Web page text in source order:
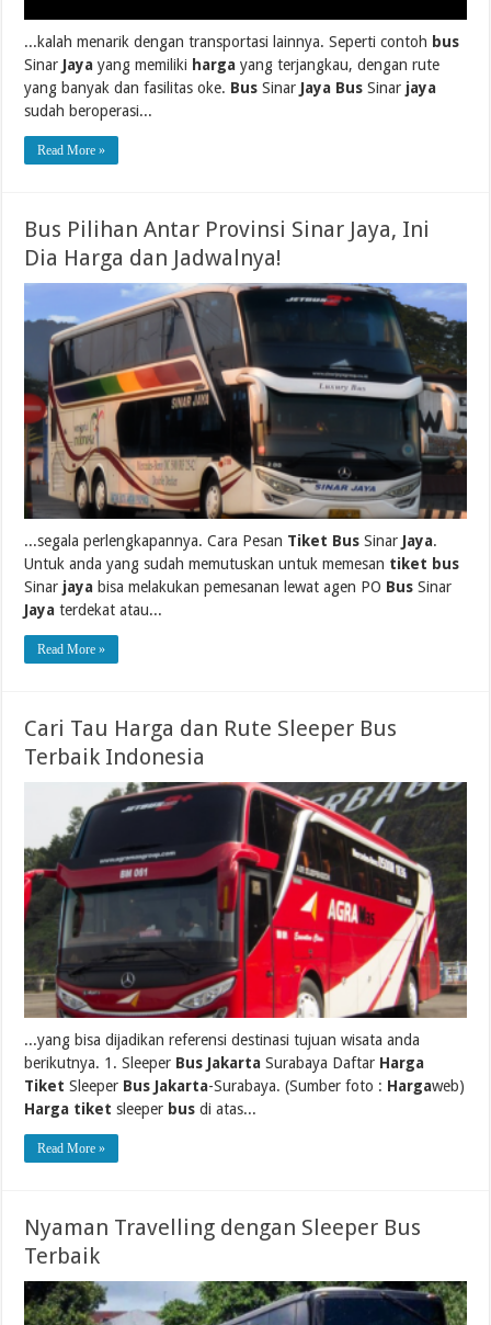
...kalah menarik dengan transportasi lainnya. Seperti contoh bus
Sinar Jaya yang memiliki harga yang terjangkau, dengan rute
yang banyak dan fasilitas oke. Bus Sinar Jaya Bus Sinar jaya
sudah beroperasi...
Read More »
Bus Pilihan Antar Provinsi Sinar Jaya, Ini
Dia Harga dan Jadwalnya!
...segala perlengkapannya. Cara Pesan Tiket Bus Sinar Jaya.
Untuk anda yang sudah memutuskan untuk memesan tiket bus
Sinar jaya bisa melakukan pemesanan lewat agen PO Bus Sinar
Jaya terdekat atau...
Read More »
Cari Tau Harga dan Rute Sleeper Bus
Terbaik Indonesia
...yang bisa dijadikan referensi destinasi tujuan wisata anda
berikutnya. 1. Sleeper Bus Jakarta Surabaya Daftar Harga
Tiket Sleeper Bus Jakarta-Surabaya. (Sumber foto : Hargaweb)
Harga tiket sleeper bus di atas...
Read More »
Nyaman Travelling dengan Sleeper Bus
Terbaik